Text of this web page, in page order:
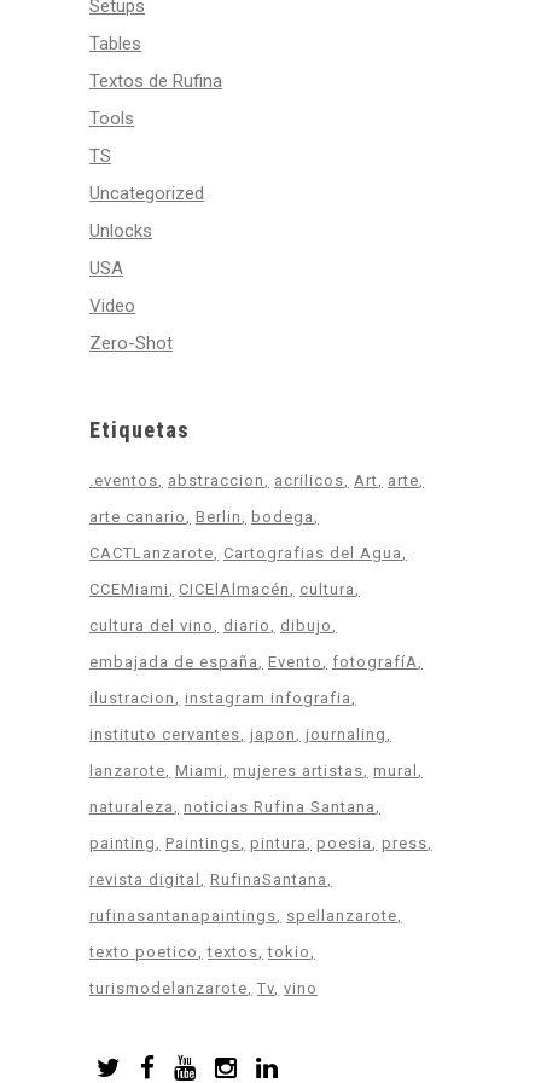
Setups
Tables
Textos de Rufina
Tools
TS
Uncategorized
Unlocks
USA
Video
Zero-Shot
Etiquetas
.eventos abstraccion acrilicos Art
arte
arte canario
Berlin
bodega
CACTLanzarote
Cartografias del Agua
CCEMiami
CICElAlmacén
cultura
cultura del vino
diario
dibujo
embajada de españa
Evento
fotografíA
ilustracion
instagram infografia
instituto cervantes japon
journaling
lanzarote Miami mujeres artistas mural
naturaleza
noticias Rufina Santana
painting
Paintings pintura poesia
press
revista digital
RufinaSantana
rufinasantanapaintings
spellanzarote
texto poetico
textos tokio
turismodelanzarote Tv vino